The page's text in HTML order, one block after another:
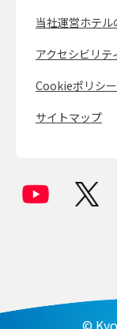
当社運営ホテ
アクセシビリテ
Cookieポリシー
サイトマップ
©